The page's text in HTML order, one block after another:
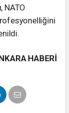
NATO
HABERİ